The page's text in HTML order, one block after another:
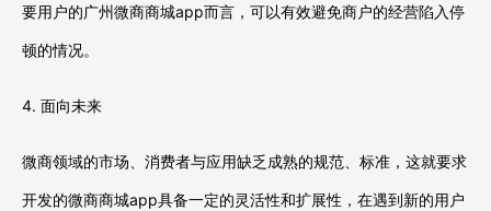
要用户的广州微商商城app而言，可以有效避免商户的经营陷入停
顿的情况。
4. 面向未来
微商领域的市场、消费者与应用缺乏成熟的规范、标准，这就要求
开发的微商商城app具备一定的灵活性和扩展性，在遇到新的用户